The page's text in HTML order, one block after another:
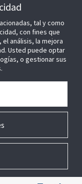
reservados.
tal y como
con fines que
análisis, la mejora
Usted puede optar
o gestionar sus
Preferencias sobre